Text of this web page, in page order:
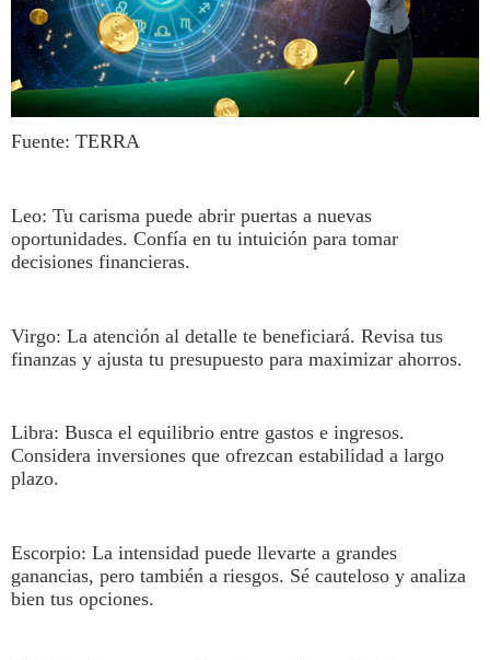
Fuente: TERRA
Leo: Tu carisma puede abrir puertas a nuevas
oportunidades. Confía en tu intuición para tomar
decisiones financieras.
Virgo: La atención al detalle te beneficiará. Revisa tus
finanzas y ajusta tu presupuesto para maximizar ahorros.
Libra: Busca el equilibrio entre gastos e ingresos.
Considera inversiones que ofrezcan estabilidad a largo
plazo.
Escorpio: La intensidad puede llevarte a grandes
ganancias, pero también a riesgos. Sé cauteloso y analiza
bien tus opciones.